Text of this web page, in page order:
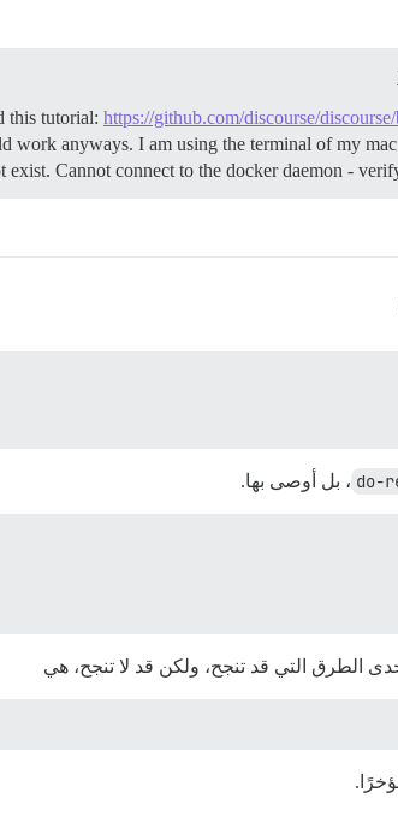
this tutorial: https://github.com/discourse/
work anyways. I am using the terminal of my
Cannot connect to the docker daemon -
do- ، بل أوصى بها.
الطرق التي قد تنجح، ولكن قد لا تنجح، هي